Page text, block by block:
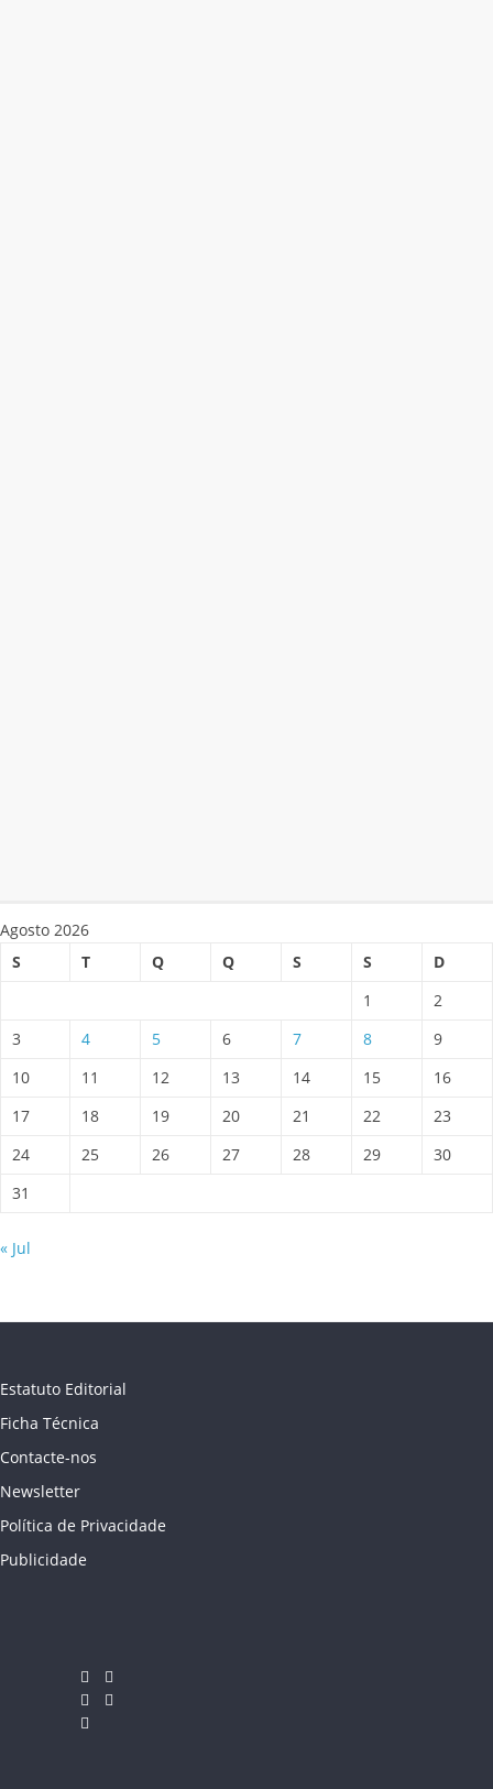
Agosto 2026
S
T Q Q S S
D
1
2
3
4 5 6 7 8
9
10
11 12 13 14 15
16
17
18 19 20 21 22
23
24
25 26 27 28 29
30
31
« Jul
Estatuto Editorial
Ficha Técnica
Contacte-nos
Newsletter
Política de Privacidade
Publicidade